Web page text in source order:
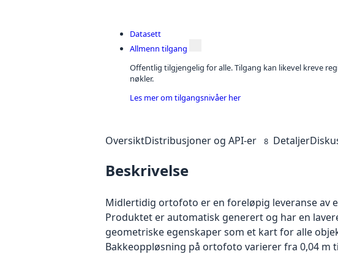
Datasett
Allmenn tilgang
Offentlig tilgjengelig for alle. Tilgang kan likevel kreve
nøkler.
Les mer om tilgangsnivåer her
OversiktDistribusjoner og API-er 8 Detaljer
Beskrivelse
Midlertidig ortofoto er en foreløpig leveranse
Produktet er automatisk generert og har en
geometriske egenskaper som et kart for alle
Bakkeoppløsning på ortofoto varierer fra 0,04